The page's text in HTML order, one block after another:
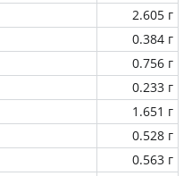
2.605 г
0.384 г
0.756 г
0.233 г
1.651 г
0.528 г
0.563 г